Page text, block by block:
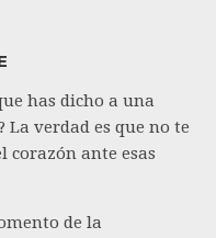
has dicho a una
La verdad es que no te
corazón ante esas
de la